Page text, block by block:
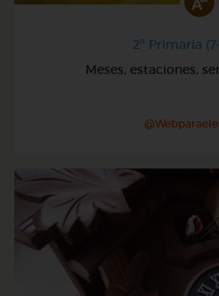
2º Primaria
Meses, estaciones,